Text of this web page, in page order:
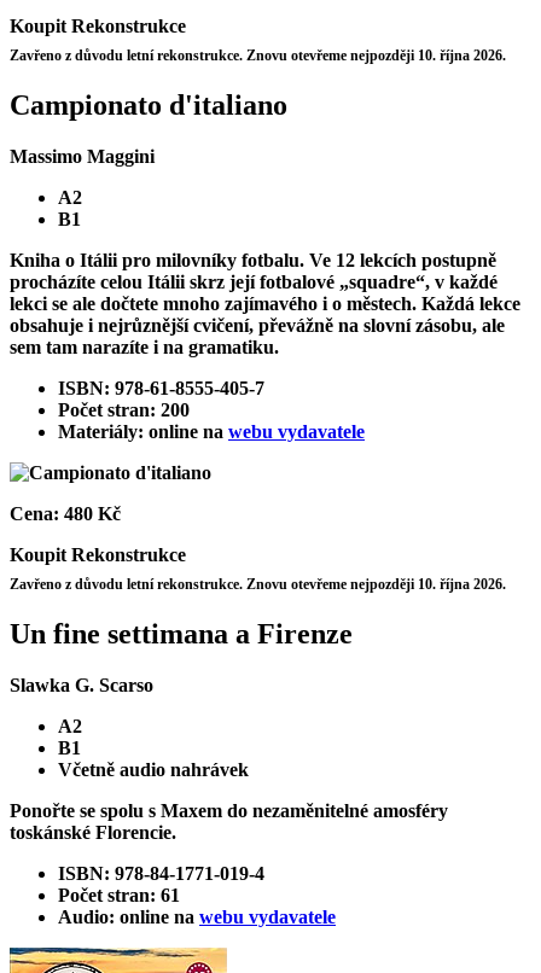
Koupit Rekonstrukce
Zavřeno z důvodu letní rekonstrukce. Znovu otevřeme nejpozději 10. října 2026.
Campionato d'italiano
Massimo Maggini
A2
B1
Kniha o Itálii pro milovníky fotbalu. Ve 12 lekcích postupně
procházíte celou Itálii skrz její fotbalové „squadre“, v každé
lekci se ale dočtete mnoho zajímavého i o městech. Každá lekce
obsahuje i nejrůznější cvičení, převážně na slovní zásobu, ale
sem tam narazíte i na gramatiku.
ISBN: 978-61-8555-405-7
Počet stran: 200
Materiály: online na webu vydavatele
Cena: 480 Kč
Koupit Rekonstrukce
Zavřeno z důvodu letní rekonstrukce. Znovu otevřeme nejpozději 10. října 2026.
Un fine settimana a Firenze
Slawka G. Scarso
A2
B1
Včetně audio nahrávek
Ponořte se spolu s Maxem do nezaměnitelné amosféry
toskánské Florencie.
ISBN: 978-84-1771-019-4
Počet stran: 61
Audio: online na webu vydavatele